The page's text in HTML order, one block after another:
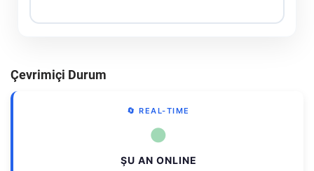
Çevrimiçi Durum
🔄 REAL-TIME
●
ŞU AN ONLINE